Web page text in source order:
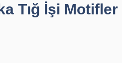
Tığ İşi Motifler